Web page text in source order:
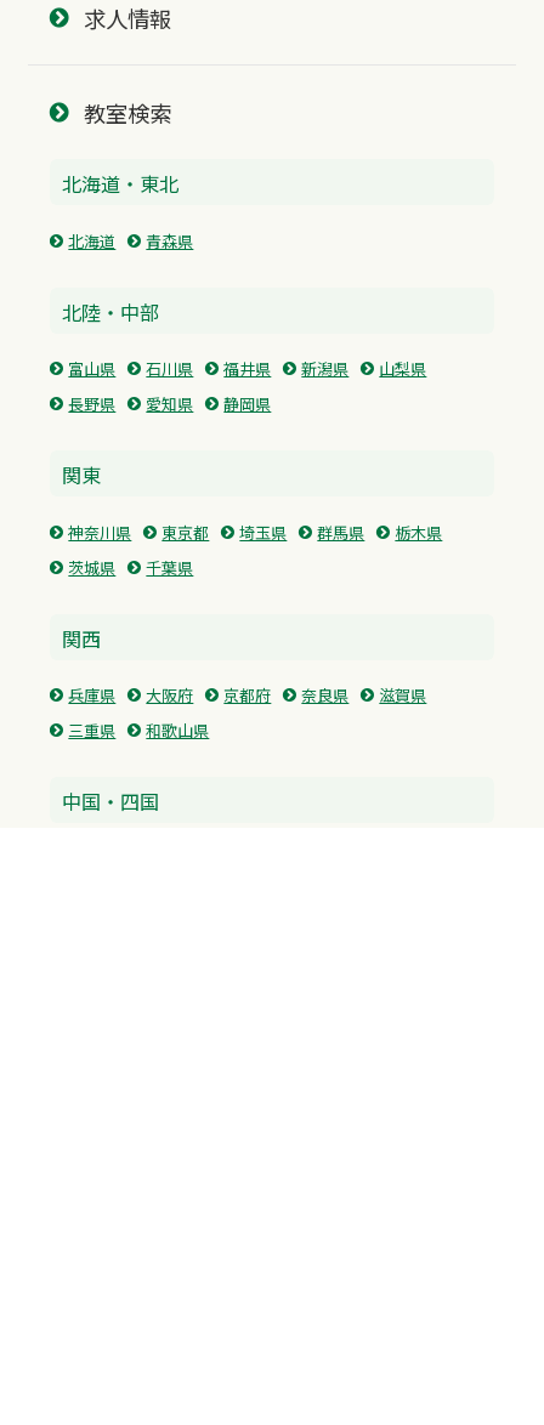
求人情報
教室検索
北海道・東北
北海道 青森県
北陸・中部
富山県 石川県 福井県 新潟県
山梨県
長野県
愛知県 静岡県
関東
神奈川県 東京都 埼玉県 群馬県
栃木県
茨城県
千葉県
関西
兵庫県 大阪府 京都府 奈良県
滋賀県
三重県
和歌山県
中国・四国